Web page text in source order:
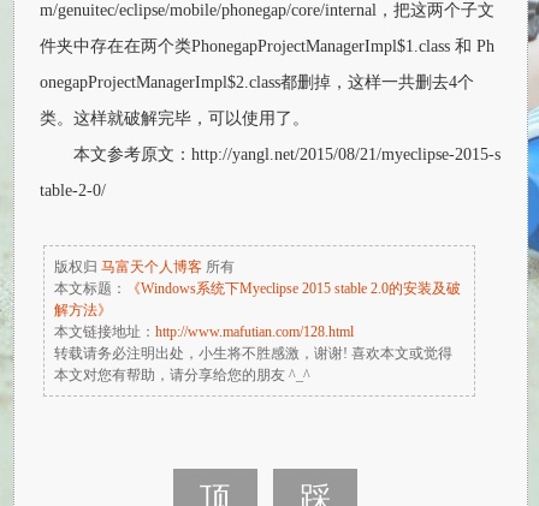
m/genuitec/eclipse/mobile/phonegap/core/internal，把这两个子文
件夹中存在在两个类PhonegapProjectManagerImpl$1.class 和 Ph
onegapProjectManagerImpl$2.class都删掉，这样一共删去4个
类。这样就破解完毕，可以使用了。
本文参考原文：http://yangl.net/2015/08/21/myeclipse-2015-s
table-2-0/
版权归马富天个人博客 所有
本文标题：
《Windows系统下Myeclipse 2015 stable 2.0的安装及破
解方法》
本文链接地址：http://www.mafutian.com/128.html
转载请务必注明出处，小生将不胜感激，谢谢! 喜欢本文或觉得
本文对您有帮助，请分享给您的朋友 ^_^
顶 踩